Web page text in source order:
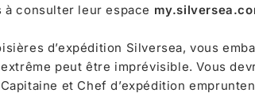
consulter leur espace
d’expédition Silversea, vous
peut être imprévisible. Vous
et Chef d’expédition